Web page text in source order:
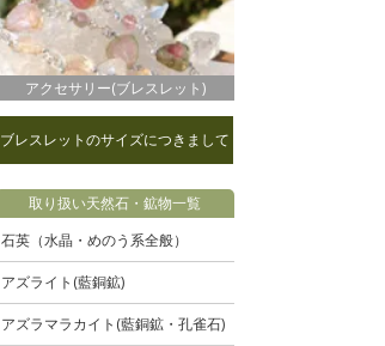
アクセサリー(ブレスレット)
ブレスレットのサイズにつきまして
取り扱い天然石・鉱物一覧
石英（水晶・めのう系全般）
アズライト(藍銅鉱)
アズラマラカイト(藍銅鉱・孔雀石)